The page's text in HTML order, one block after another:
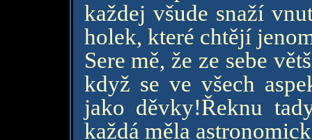
každej všude snaží
holek, které chtějí
Sere mě, že ze sebe
když se ve všech
jako děvky!Řeknu
každá měla